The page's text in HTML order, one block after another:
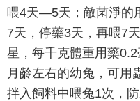
喂4天—5天；敵菌淨的
7天，停藥3天，再喂7
星，每千克體重用藥
月齡左右的幼兔，可用
拌入飼料中喂兔1次，